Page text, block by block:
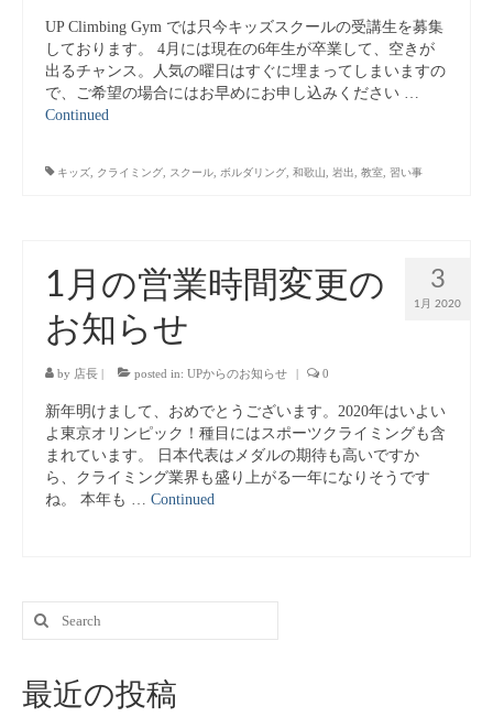
UP Climbing Gym では只今キッズスクールの受講生を募集
しております。 4月には現在の6年生が卒業して、空きが
出るチャンス。人気の曜日はすぐに埋まってしまいますの
で、ご希望の場合にはお早めにお申し込みください …
Continued
キッズ クライミング スクール ボルダリング 和歌山 岩出 教室 習い事
3
1月 2020
1月の営業時間変更の
お知らせ
by 店長 | posted in: UPからのお知らせ | 0
新年明けまして、おめでとうございます。2020年はいよい
よ東京オリンピック！種目にはスポーツクライミングも含
まれています。 日本代表はメダルの期待も高いですか
ら、クライミング業界も盛り上がる一年になりそうです
ね。 本年も … Continued
Search
最近の投稿